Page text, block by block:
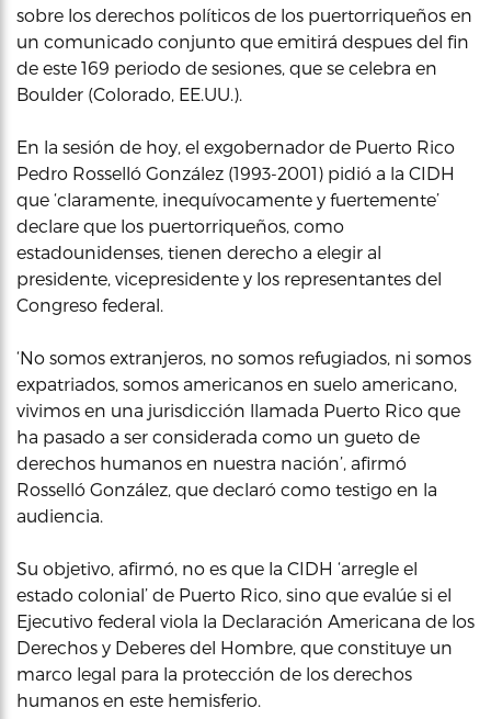
sobre los derechos políticos de los puertorriqueños en
un comunicado conjunto que emitirá despues del fin
de este 169 periodo de sesiones, que se celebra en
Boulder (Colorado, EE.UU.).
En la sesión de hoy, el exgobernador de Puerto Rico
Pedro Rosselló González (1993-2001) pidió a la CIDH
que ‘claramente, inequívocamente y fuertemente’
declare que los puertorriqueños, como
estadounidenses, tienen derecho a elegir al
presidente, vicepresidente y los representantes del
Congreso federal.
‘No somos extranjeros, no somos refugiados, ni somos
expatriados, somos americanos en suelo americano,
vivimos en una jurisdicción llamada Puerto Rico que
ha pasado a ser considerada como un gueto de
derechos humanos en nuestra nación’, afirmó
Rosselló González, que declaró como testigo en la
audiencia.
Su objetivo, afirmó, no es que la CIDH ‘arregle el
estado colonial’ de Puerto Rico, sino que evalúe si el
Ejecutivo federal viola la Declaración Americana de los
Derechos y Deberes del Hombre, que constituye un
marco legal para la protección de los derechos
humanos en este hemisferio.